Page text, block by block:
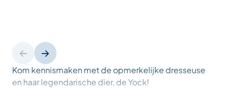
Kom kennismaken met de opmerkelijke dresseuse
en haar legendarische dier, de Yock!